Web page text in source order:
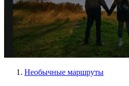
Необычные маршруты